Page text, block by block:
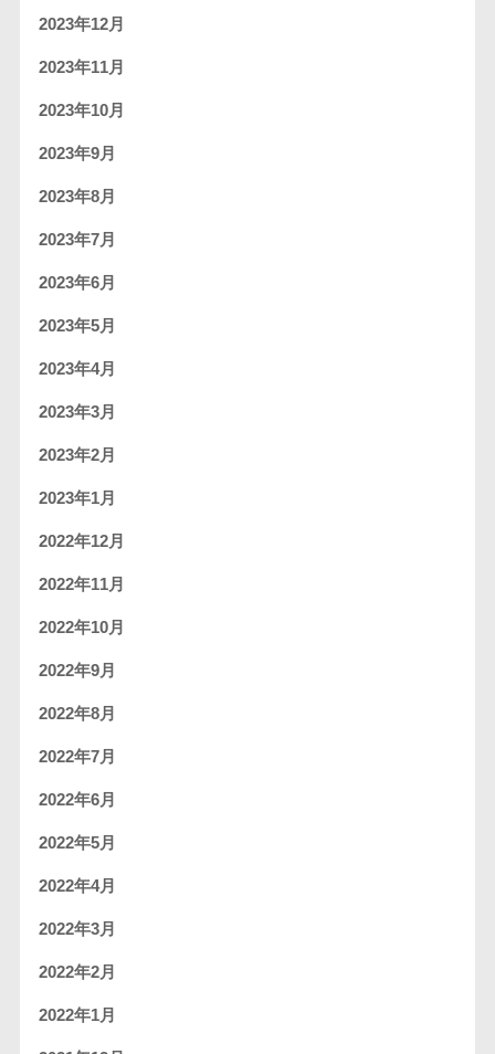
2023年12月
2023年11月
2023年10月
2023年9月
2023年8月
2023年7月
2023年6月
2023年5月
2023年4月
2023年3月
2023年2月
2023年1月
2022年12月
2022年11月
2022年10月
2022年9月
2022年8月
2022年7月
2022年6月
2022年5月
2022年4月
2022年3月
2022年2月
2022年1月